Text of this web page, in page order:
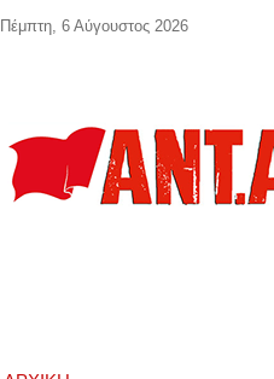
Πέμπτη, 6 Αύγουστος 2026